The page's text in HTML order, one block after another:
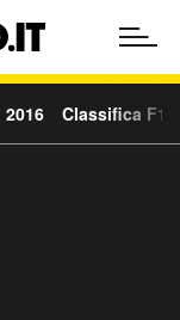
Classifica F1